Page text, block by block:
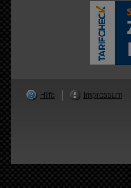
Hilfe Impressum